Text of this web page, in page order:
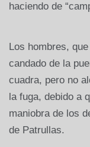
haciendo de
Los hombres,
candado de la
cuadra, pero no
la fuga, debido a
maniobra de los
de Patrullas.